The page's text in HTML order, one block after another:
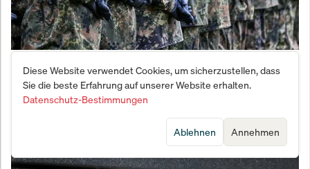
Vernichtungsschlag gegen den Fachkräftemangel:
Bundeswehr meldet Bewerber-Beben
Diese Website verwendet Cookies, um sicherzustellen, dass
Sie die beste Erfahrung auf unserer Website erhalten.
Datenschutz-Bestimmungen
Annehmen
Ablehnen